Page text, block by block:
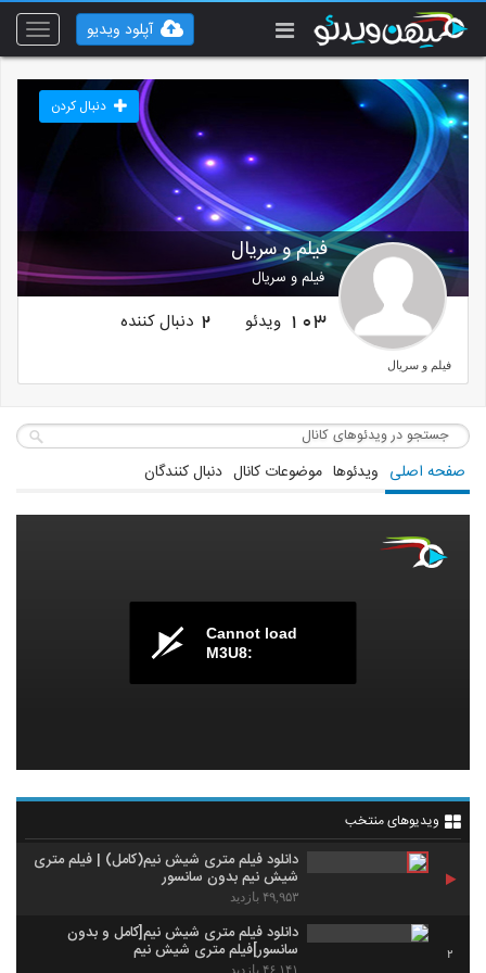
Toggle
آپلود ویدیو
فیلم و سریال
فیلم و سریال
دنبال کردن
103 ویدئو 2 دنبال کننده
فیلم و سریال
صفحه اصلی ویدئوها موضوعات کانال دنبال کنندگان
Cannot load
M3U8:
ویدیوهای منتخب
دانلود فیلم متری شیش نیم(کامل) | فیلم متری
شیش نیم بدون سانسور
۴۹,۹۵۳ بازدید
2
دانلود فیلم متری شیش نیم[کامل و بدون
سانسور]فیلم متری شیش نیم
۴۶,۱۴۱ بازدید